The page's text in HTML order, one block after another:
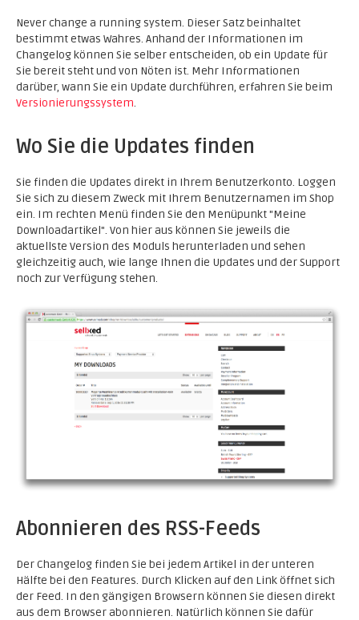
Never change a running system. Dieser Satz beinhaltet
bestimmt etwas Wahres. Anhand der Informationen im
Changelog können Sie selber entscheiden, ob ein Update für
Sie bereit steht und von Nöten ist. Mehr Informationen
darüber, wann Sie ein Update durchführen, erfahren Sie beim
Versionierungssystem.
Wo Sie die Updates finden
Sie finden die Updates direkt in Ihrem Benutzerkonto. Loggen
Sie sich zu diesem Zweck mit Ihrem Benutzernamen im Shop
ein. Im rechten Menü finden Sie den Menüpunkt "Meine
Downloadartikel". Von hier aus können Sie jeweils die
aktuellste Version des Moduls herunterladen und sehen
gleichzeitig auch, wie lange Ihnen die Updates und der Support
noch zur Verfügung stehen.
Abonnieren des RSS-Feeds
Der Changelog finden Sie bei jedem Artikel in der unteren
Hälfte bei den Features. Durch Klicken auf den Link öffnet sich
der Feed. In den gängigen Browsern können Sie diesen direkt
aus dem Browser abonnieren. Natürlich können Sie dafür